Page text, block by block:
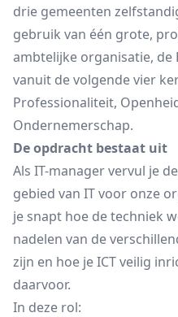
drie gemeenten
gebruik van één grote,
ambtelijke organisatie, de
vanuit de volgende vier
Professionaliteit,
Ondernemerschap.
De opdracht bestaat uit
Als IT-manager vervul je
gebied van IT voor onze
je snapt hoe de techniek
nadelen van de
zijn en hoe je ICT veilig
daarvoor.
In deze rol: